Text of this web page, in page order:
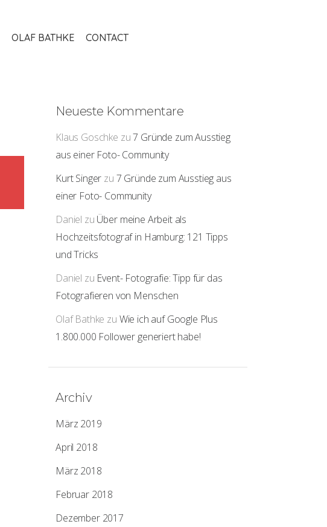
OLAF BATHKE CONTACT
Neueste Kommentare
Klaus Goschke zu7 Gründe zum Ausstieg
aus einer Foto- Community
Kurt Singer zu 7 Gründe zum Ausstieg aus
einer Foto- Community
Daniel zu Über meine Arbeit als
Hochzeitsfotograf in Hamburg: 121 Tipps
und Tricks
Daniel zu Event- Fotografie: Tipp für das
Fotografieren von Menschen
Olaf Bathke zu Wie ich auf Google Plus
1.800.000 Follower generiert habe!
Archiv
März 2019
April 2018
März 2018
Februar 2018
Dezember 2017